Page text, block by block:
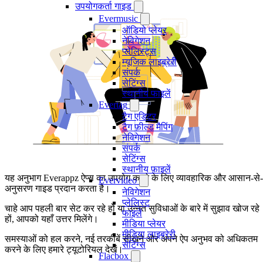
उपयोगकर्ता गाइड
Evermusic
ऑडियो प्लेयर
नेविगेशन
प्लेलिस्ट्स
म्यूजिक लाइब्रेरी
संपर्क
सेटिंग्स
स्थानीय फाइलें
Evertag
टैग एडिटर
टैग फ़ील्ड मैपिंग
नेविगेशन
संपर्क
सेटिंग्स
स्थानीय फ़ाइलें
Evervideo
नेविगेशन
प्लेलिस्ट
फाइलें
मीडिया प्लेयर
मीडिया लाइब्रेरी
सेटिंग्स
Flacbox
यह अनुभाग Everappz ऐप्स का उपयोग करने के लिए व्यावहारिक और आसान-से-
अनुसरण गाइड प्रदान करता है।
चाहे आप पहली बार सेट कर रहे हों या उन्नत सुविधाओं के बारे में सुझाव खोज रहे
हों, आपको यहाँ उत्तर मिलेंगे।
समस्याओं को हल करने, नई तरकीबें सीखने और अपने ऐप अनुभव को अधिकतम
करने के लिए हमारे ट्यूटोरियल देखें।